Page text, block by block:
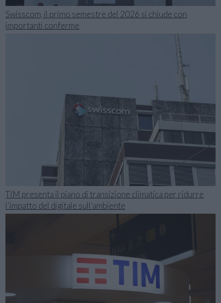
Swisscom, il primo semestre del 2026 si chiude con
importanti conferme
TIM presenta il piano di transizione climatica per ridurre
l’impatto del digitale sull’ambiente